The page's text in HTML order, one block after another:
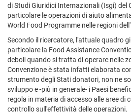
di Studi Giuridici Internazionali (Isgi) del
particolare le operazioni di aiuto
World Food Programme nelle regioni
Secondo il ricercatore, l'attuale quadro
particolare la Food Assistance
deboli quando si tratta di operare nelle
Convenzione è stata infatti elaborata
strumento degli Stati donatori, non ne
sviluppo e -più in generale- i Paesi
regola in materia di accesso alle aree di
controllo sull'effettività delle operazioni.